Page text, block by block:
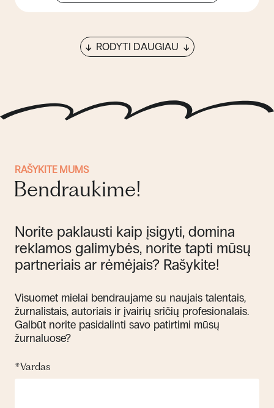
RODYTI DAUGIAU
RAŠYKITE MUMS
Bendraukime!
Norite paklausti kaip įsigyti, domina
reklamos galimybės, norite tapti mūsų
partneriais ar rėmėjais? Rašykite!
Visuomet mielai bendraujame su naujais talentais,
žurnalistais, autoriais ir įvairių sričių profesionalais.
Galbūt norite pasidalinti savo patirtimi mūsų
žurnaluose?
*Vardas